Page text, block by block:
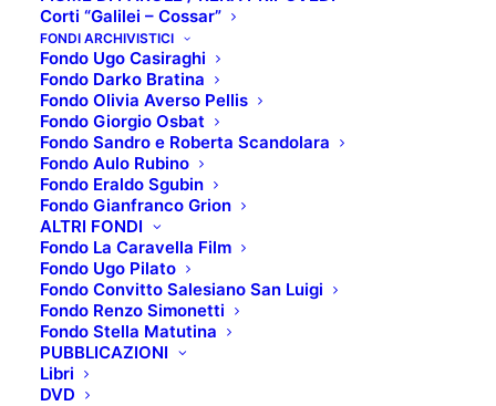
Corti “Galilei – Cossar”
FONDI ARCHIVISTICI
Fondo Ugo Casiraghi
Fondo Darko Bratina
Fondo Olivia Averso Pellis
Fondo Giorgio Osbat
Fondo Sandro e Roberta Scandolara
Fondo Aulo Rubino
Fondo Eraldo Sgubin
Fondo Gianfranco Grion
ALTRI FONDI
Fondo La Caravella Film
Fondo Ugo Pilato
Fondo Convitto Salesiano San Luigi
Fondo Renzo Simonetti
Fondo Stella Matutina
PUBBLICAZIONI
Libri
DVD
TOP 5: OGNI POPOLO
HA LA SUA CANZONE
SCHEDA TECNICA:
Titolo originale: Nekam Achat Mishtey
Eynay
Regista: Avi Mograbi
Anno di produzione
Paese di produzione
Genere